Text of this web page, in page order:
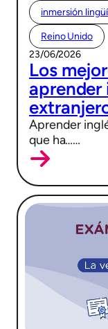
inmersión
Reino Unido
23/06/2026
Los
aprender
Aprender
que ha……